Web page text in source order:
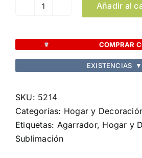
Agarrador
cantidad
Añadir al
COMPRAR
EXISTENCIAS ▼
SKU: 5214
Categorías: Hogar y
Etiquetas: Agarrador, Hogar y
Sublimación